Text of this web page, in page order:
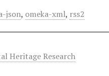
json, omeka-xml, rss2
Heritage Research